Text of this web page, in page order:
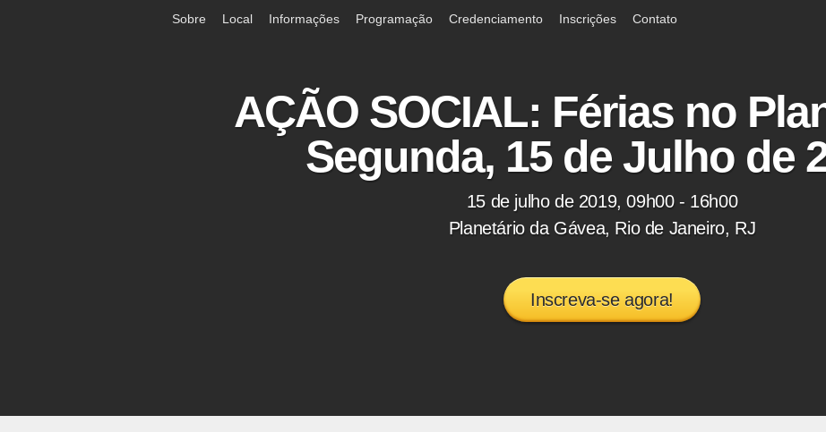
Sobre Local Informações Programação Credenciamento Inscrições Contato
AÇÃO SOCIAL: Férias no
Segunda, 15 de Julho de
15 de julho de 2019, 09h00 - 16h00
Planetário da Gávea, Rio de Janeiro, RJ
Inscreva-se agora!